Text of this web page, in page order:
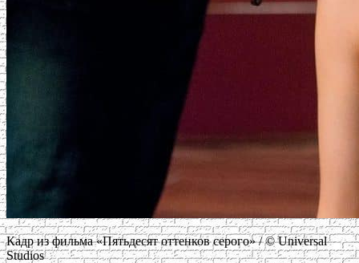
Кадр из фильма «Пятьдесят оттенков серого» / © Universal
Studios